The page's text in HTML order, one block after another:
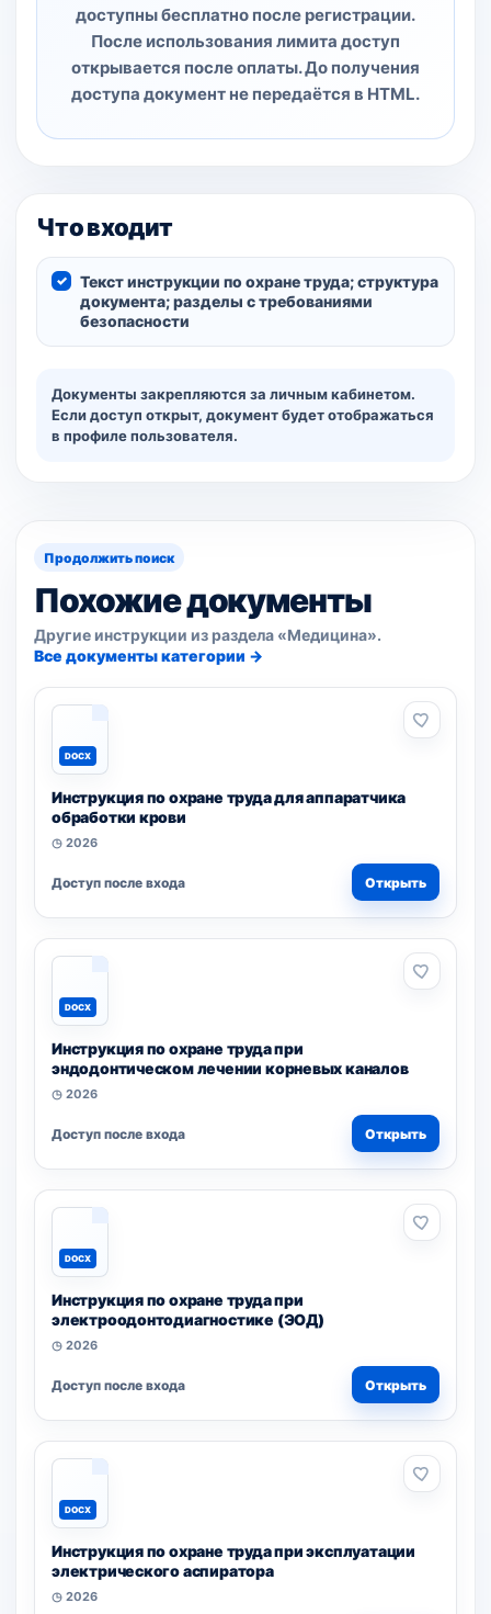
доступны бесплатно после регистрации.
После использования лимита доступ
открывается после оплаты. До получения
доступа документ не передаётся в HTML.
Что входит
Текст инструкции по охране труда; структура
документа; разделы с требованиями
безопасности
Документы закрепляются за личным кабинетом.
Если доступ открыт, документ будет отображаться
в профиле пользователя.
Продолжить поиск
Похожие документы
Другие инструкции из раздела «Медицина».
Все документы категории →
DOCX
Инструкция по охране труда для аппаратчика
обработки крови
◷ 2026
Доступ после входа Открыть
DOCX
Инструкция по охране труда при
эндодонтическом лечении корневых каналов
◷ 2026
Доступ после входа Открыть
DOCX
Инструкция по охране труда при
электроодонтодиагностике (ЭОД)
◷ 2026
Доступ после входа Открыть
DOCX
Инструкция по охране труда при эксплуатации
электрического аспиратора
◷ 2026